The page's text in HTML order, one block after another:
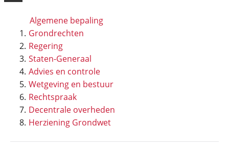
Algemene bepaling
Grondrechten
Regering
Staten-Generaal
Advies en controle
Wetgeving en bestuur
Rechtspraak
Decentrale overheden
Herziening Grondwet